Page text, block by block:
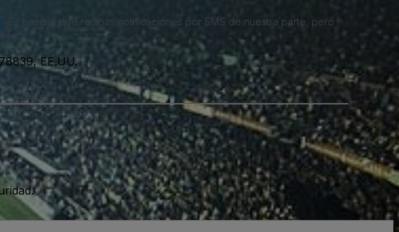
. Es posible que recibas notificaciones por SMS de nuestra parte, pero
EE.UU.